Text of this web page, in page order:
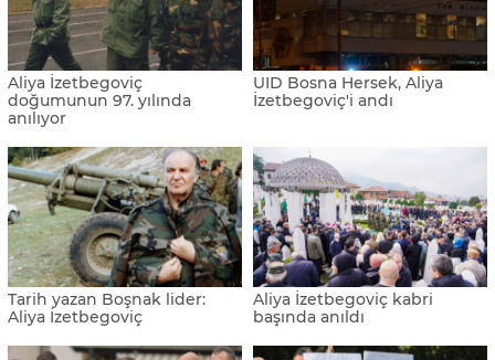
Aliya İzetbegoviç
doğumunun 97. yılında
anılıyor
UID Bosna Hersek, Aliya
İzetbegoviç'i andı
Tarih yazan Boşnak lider:
Aliya İzetbegoviç
Aliya İzetbegoviç kabri
başında anıldı